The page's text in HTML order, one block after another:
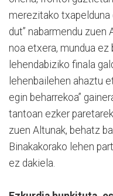
merezitako txapelduna
dut” nabarmendu zuen
noa etxera, mundua
lehendabiziko finala
lehenbailehen ahaztu
egin beharrekoa”
tantoan ezker
zuen Altunak, behatz
Binakakorako lehen
ez dakiela.